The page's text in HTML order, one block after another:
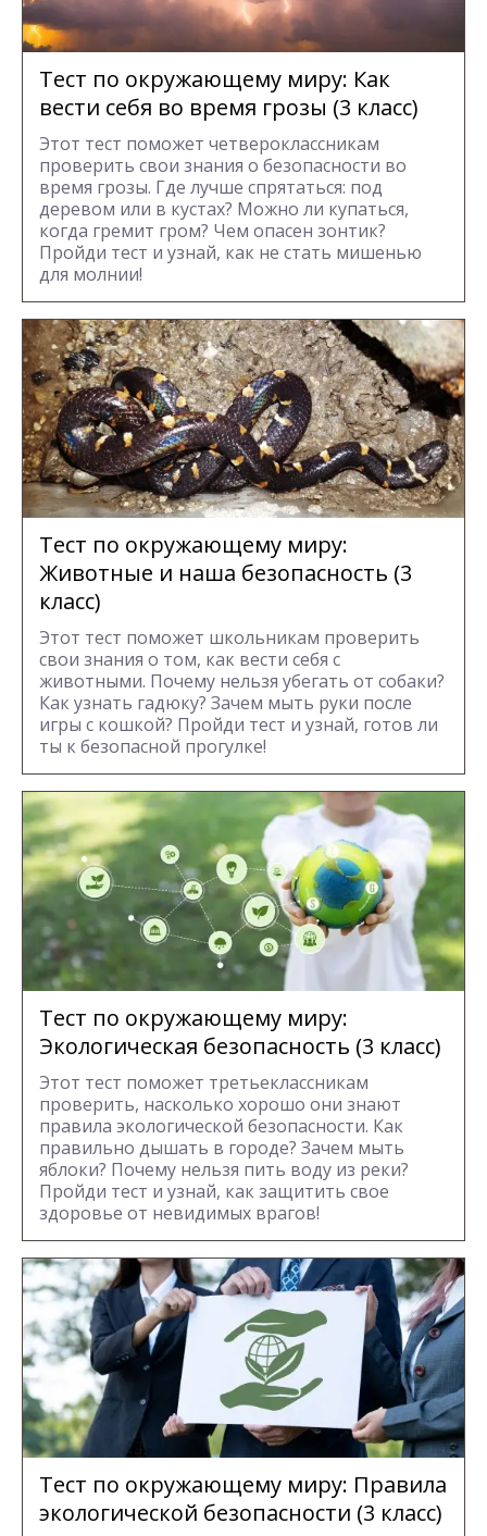
Тест по окружающему миру: Как
вести себя во время грозы (3 класс)
Этот тест поможет четвероклассникам
проверить свои знания о безопасности во
время грозы. Где лучше спрятаться: под
деревом или в кустах? Можно ли купаться,
когда гремит гром? Чем опасен зонтик?
Пройди тест и узнай, как не стать мишенью
для молнии!
Тест по окружающему миру:
Животные и наша безопасность (3
класс)
Этот тест поможет школьникам проверить
свои знания о том, как вести себя с
животными. Почему нельзя убегать от собаки?
Как узнать гадюку? Зачем мыть руки после
игры с кошкой? Пройди тест и узнай, готов ли
ты к безопасной прогулке!
Тест по окружающему миру:
Экологическая безопасность (3 класс)
Этот тест поможет третьеклассникам
проверить, насколько хорошо они знают
правила экологической безопасности. Как
правильно дышать в городе? Зачем мыть
яблоки? Почему нельзя пить воду из реки?
Пройди тест и узнай, как защитить свое
здоровье от невидимых врагов!
Тест по окружающему миру: Правила
экологической безопасности (3 класс)